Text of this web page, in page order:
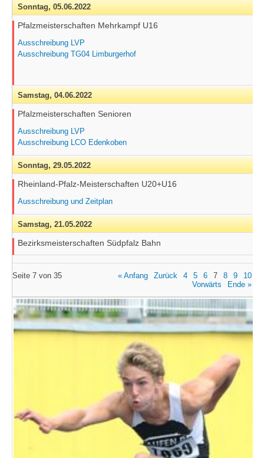
Sonntag,05.06.2022
Pfalzmeisterschaften Mehrkampf U16
Ausschreibung LVP
Ausschreibung TG04 Limburgerhof
Samstag,04.06.2022
Pfalzmeisterschaften Senioren
Ausschreibung LVP
Ausschreibung LCO Edenkoben
Sonntag,29.05.2022
Rheinland-Pfalz-Meisterschaften U20+U16
Ausschreibung und Zeitplan
Samstag,21.05.2022
Bezirksmeisterschaften Südpfalz Bahn
Seite 7 von 35 « Anfang Zurück 4 5 6 7 8 9
10
Vorwärts
Ende »